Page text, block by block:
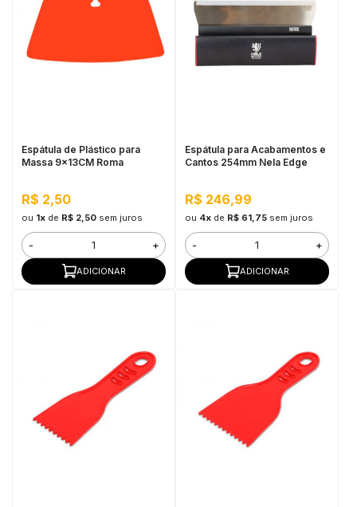
Espátula de Plástico para
Massa 9x13CM Roma
R$ 2,50
ou 1xde R$ 2,50 sem juros
- +
ADICIONAR
Espátula para Acabamentos e
Cantos 254mm Nela Edge
R$ 246,99
ou 4xde R$ 61,75 sem juros
- +
ADICIONAR